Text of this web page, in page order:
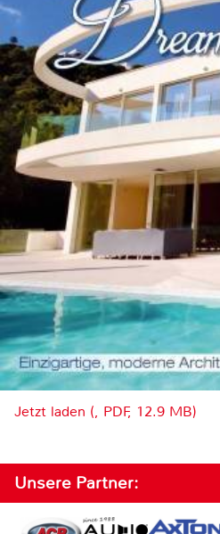
Jetzt laden (, PDF, 12.9 MB)
Unsere Partner: